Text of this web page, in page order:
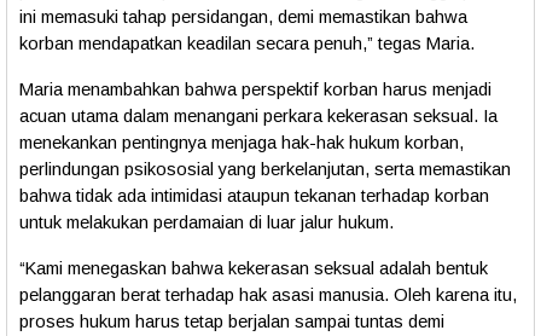
ini memasuki tahap persidangan, demi memastikan bahwa
korban mendapatkan keadilan secara penuh,” tegas Maria.
Maria menambahkan bahwa perspektif korban harus menjadi
acuan utama dalam menangani perkara kekerasan seksual. Ia
menekankan pentingnya menjaga hak-hak hukum korban,
perlindungan psikososial yang berkelanjutan, serta memastikan
bahwa tidak ada intimidasi ataupun tekanan terhadap korban
untuk melakukan perdamaian di luar jalur hukum.
“Kami menegaskan bahwa kekerasan seksual adalah bentuk
pelanggaran berat terhadap hak asasi manusia. Oleh karena itu,
proses hukum harus tetap berjalan sampai tuntas demi